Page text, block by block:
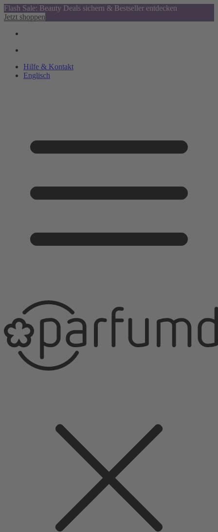
Flash Sale: Beauty Deals sichern & Bestseller entdecken
Jetzt shoppen
Hilfe & Kontakt
Englisch